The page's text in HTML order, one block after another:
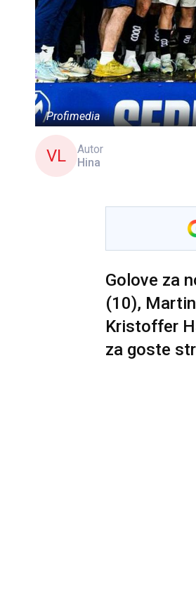
Profimedia
VL
Autor
Hina
Golove za
(10),
Kristoffer
za goste